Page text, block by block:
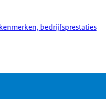
bedrijfsprestaties